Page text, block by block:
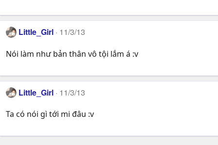
Little_Girl 11/3/13
Nói làm như bản thân vô tội lắm á :v
Little_Girl 11/3/13
Ta có nói gì tới mi đâu :v